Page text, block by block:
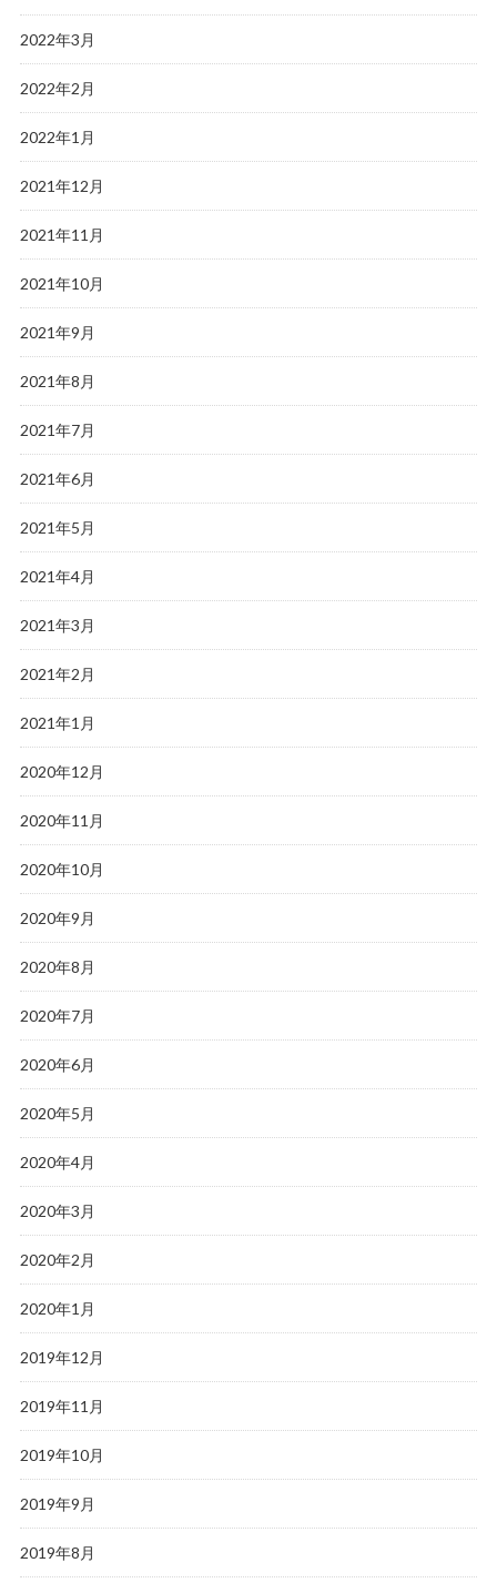
2022年3月
2022年2月
2022年1月
2021年12月
2021年11月
2021年10月
2021年9月
2021年8月
2021年7月
2021年6月
2021年5月
2021年4月
2021年3月
2021年2月
2021年1月
2020年12月
2020年11月
2020年10月
2020年9月
2020年8月
2020年7月
2020年6月
2020年5月
2020年4月
2020年3月
2020年2月
2020年1月
2019年12月
2019年11月
2019年10月
2019年9月
2019年8月